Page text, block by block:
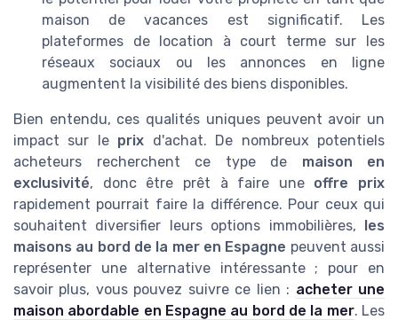
maison de vacances est significatif. Les
plateformes de location à court terme sur les
réseaux sociaux ou les annonces en ligne
augmentent la visibilité des biens disponibles.
Bien entendu, ces qualités uniques peuvent avoir un
impact sur le prix d'achat. De nombreux potentiels
acheteurs recherchent ce type de maison en
exclusivité, donc être prêt à faire une offre prix
rapidement pourrait faire la différence. Pour ceux qui
souhaitent diversifier leurs options immobilières,
les
maisons au bord de la mer en Espagne peuvent aussi
représenter une alternative intéressante ; pour en
savoir plus, vous pouvez suivre ce lien : acheter une
maison abordable en Espagne au bord de la mer. Les